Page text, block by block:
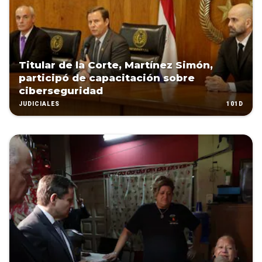
Titular de la Corte, Martínez Simón,
participó de capacitación sobre
ciberseguridad
JUDICIALES 101D